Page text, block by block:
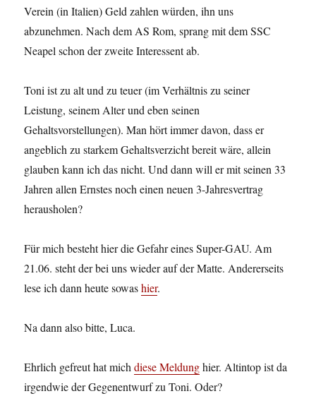
Verein (in Italien) Geld zahlen würden, ihn uns
abzunehmen. Nach dem AS Rom, sprang mit dem SSC
Neapel schon der zweite Interessent ab.
Toni ist zu alt und zu teuer (im Verhältnis zu seiner
Leistung, seinem Alter und eben seinen
Gehaltsvorstellungen). Man hört immer davon, dass er
angeblich zu starkem Gehaltsverzicht bereit wäre, allein
glauben kann ich das nicht. Und dann will er mit seinen 33
Jahren allen Ernstes noch einen neuen 3-Jahresvertrag
herausholen?
Für mich besteht hier die Gefahr eines Super-GAU. Am
21.06. steht der bei uns wieder auf der Matte. Andererseits
lese ich dann heute sowashier.
Na dann also bitte, Luca.
Ehrlich gefreut hat michdiese Meldunghier. Altintop ist da
irgendwie der Gegenentwurf zu Toni. Oder?